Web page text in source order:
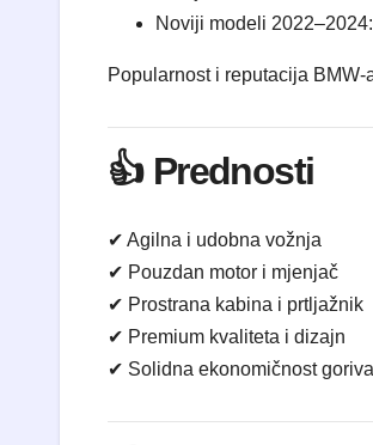
Noviji modeli
Popularnost i reputacija
👍 Prednosti
✔ Agilna i udobna vožnja
✔ Pouzdan motor i mjenjač
✔ Prostrana kabina i prtljažnik
✔ Premium kvaliteta i dizajn
✔ Solidna ekonomičnost goriva